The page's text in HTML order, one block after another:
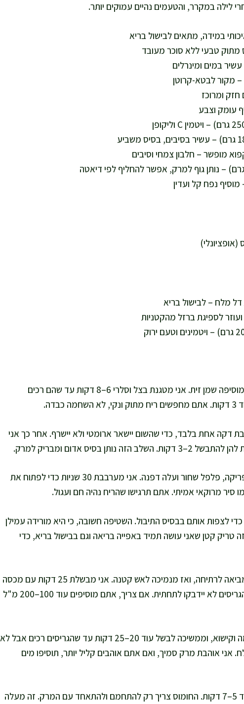
לילה במקרר, והטעמים נהיים עמוקים יותר.
אני מחממת סיר גדול על אש בינונית ומוסיפה שמן זית. אני מטגנת בצל וסלרי 6–8 דקות עד שהם רכים
דקה אחת בלבד, כדי שהשום יישאר ארומטי ולא יישרף. אחר כך אני
בסיס אדום ומבריק למרק.
אני מוסיפה תבלינים: כמון, כורכום, פפריקה, פלפל שחור ועלה דפנה. אני מערבבת 30 שניות כדי לפתוח את
סיר מרוקאי אמיתי. אתם תרגישו שהריח נהיה חם ועגול.
לצפות אותם בבסיס התיבול. השטיפה חשובה, כי היא מורידה עמילן
טריק קטן שאני עושה תמיד באפייה בריאה וגם בבישול בריא, כדי
אני מוסיפה מים חמים או ציר ירקות, מביאה לרתיחה, ואז מנמיכה לאש קטנה. אני מבשלת 25 דקות עם מכסה
חצי פתוח, ומערבבת מדי פעם כדי שהגריסים לא יידבקו לתחתית. אם צריך, אתם מוסיפים עוד 100–200 מ"ל
אחרי 25 דקות אני מוסיפה תפוח אדמה וקישוא, וממשיכה לבשל עוד 20–25 דקות עד שהגריסים רכים אבל לא
אני אוהבת מרק סמיך, ואם אתם אוהבים קליל יותר, תוסיפו מים
אני מוסיפה חומוס מבושל ומבשלת עוד 5–7 דקות. החומוס צריך רק להתחמם ולהתאחד עם המרק. זה מעלה